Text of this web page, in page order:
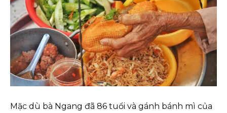
Mặc dù bà Ngang đã 86 tuổi và gánh bánh mì của